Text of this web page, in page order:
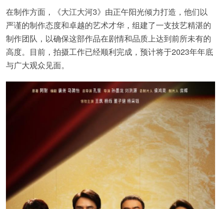
在制作方面，《大江大河3》由正午阳光倾力打造，他们以
严谨的制作态度和卓越的艺术才华，组建了一支技艺精湛的
制作团队，以确保这部作品在剧情和品质上达到前所未有的
高度。目前，拍摄工作已经顺利完成，预计将于2023年年底
与广大观众见面。